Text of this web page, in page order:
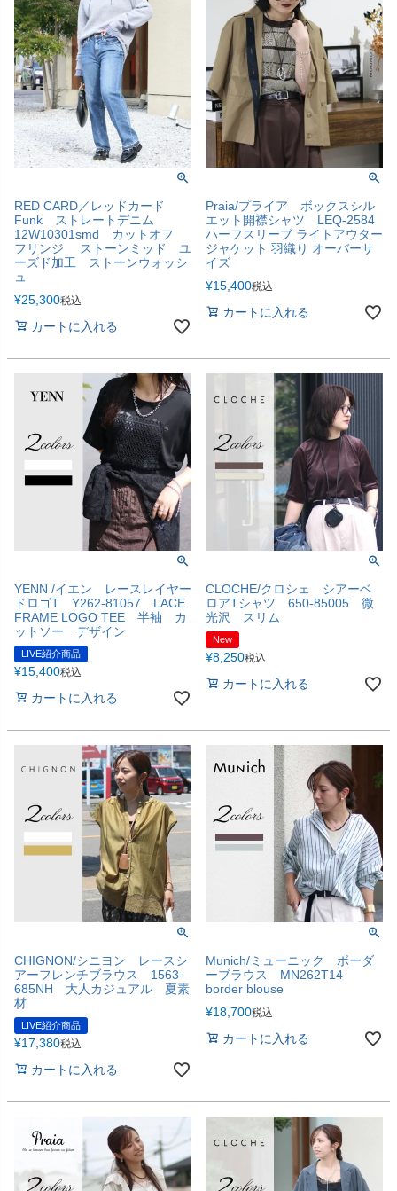
RED CARD／レッドカード
Funk ストレートデニム
12W10301smd カットオフ
フリンジ ストーンミッド ユ
ーズド加工 ストーンウォッシ
ュ
¥25,300税込
カートに入れる
Praia/プライア ボックスシル
エット開襟シャツ LEQ-2584
ハーフスリーブ ライトアウター
ジャケット 羽織り オーバーサ
イズ
¥15,400税込
カートに入れる
YENN /イエン レースレイヤー
ドロゴT Y262-81057 LACE
FRAME LOGO TEE 半袖 カ
ットソー デザイン
LIVE紹介商品
¥15,400税込
カートに入れる
CLOCHE/クロシェ シアーベ
ロアTシャツ 650-85005 微
光沢 スリム
New
¥8,250税込
カートに入れる
CHIGNON/シニヨン レースシ
アーフレンチブラウス 1563-
685NH 大人カジュアル 夏素
材
LIVE紹介商品
¥17,380税込
カートに入れる
Munich/ミューニック ボーダ
ーブラウス MN262T14
border blouse
¥18,700税込
カートに入れる